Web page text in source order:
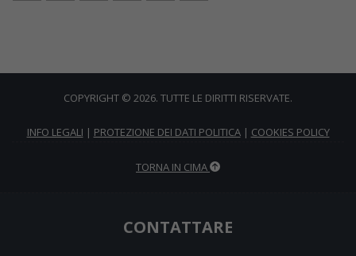
COPYRIGHT © 2026. TUTTE LE DIRITTI RISERVATE.
INFO LEGALI | PROTEZIONE DEI DATI POLITICA| COOKIES POLICY
TORNA IN CIMA
CONTATTARE